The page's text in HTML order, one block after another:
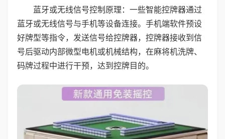
蓝牙或无线信号控制原理：一些智能控牌器通过
蓝牙或无线信号与手机等设备连接。手机端软件预设
好牌型等指令，发送信号给控牌器，控牌器接收到信
号后驱动内部微型电机或机械结构，在麻将机洗牌、
码牌过程中进行干预，达到控牌目的。